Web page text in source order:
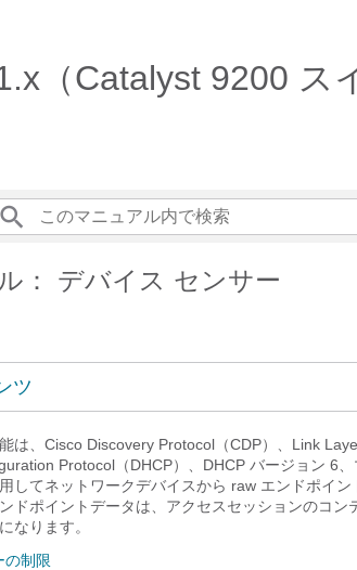
（Catalyst 9200
： デバイス センサー
ツ
は、Cisco Discovery Protocol（CDP）、Link
Protocol（DHCP）、DHCP バージョン 6
してネットワークデバイスから raw エンドポイ
ドポイントデータは、アクセスセッションのコン
なります。
の制限